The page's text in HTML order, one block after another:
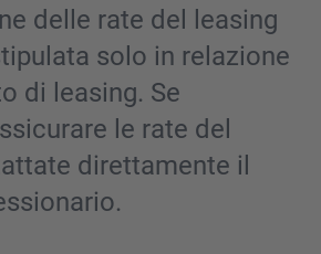
delle rate del leasing
solo in relazione
di leasing. Se
le rate del
direttamente il